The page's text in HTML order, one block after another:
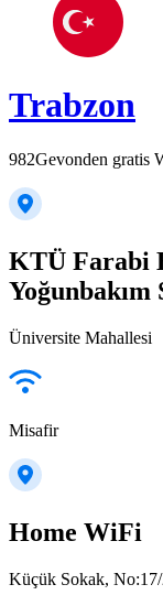
Trabzon
982Gevonden gratis
KTÜ Farabi
Yoğunbakım
Üniversite Mahallesi
Misafir
Home WiFi
Küçük Sokak,